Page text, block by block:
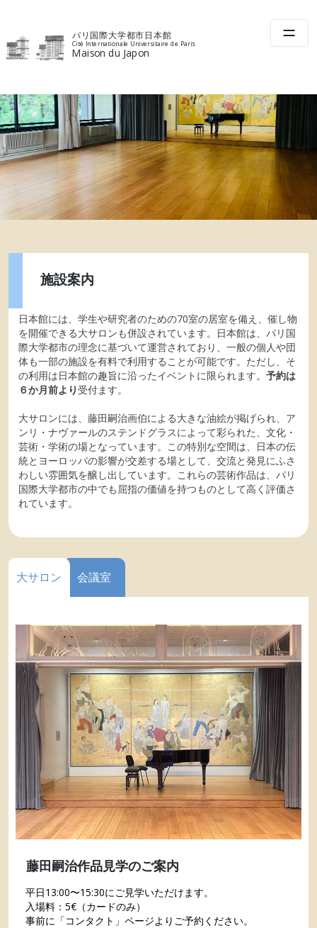
content
パリ国際大学都市日本館
Cité Internationale Universitaire de Paris
Maison du Japon
施設案内
日本館には、学生や研究者のための70室の居室を備え、催し物
を開催できる大サロンも併設されています。日本館は、パリ国
際大学都市の理念に基づいて運営されており、一般の個人や団
体も一部の施設を有料で利用することが可能です。ただし、そ
の利用は日本館の趣旨に沿ったイベントに限られます。 予約は
６か月前より受付ます。
大サロンには、藤田嗣治画伯による大きな油絵が掲げられ、ア
ンリ・ナヴァールのステンドグラスによって彩られた、文化・
芸術・学術の場となっています。この特別な空間は、日本の伝
統とヨーロッパの影響が交差する場として、交流と発見にふさ
わしい雰囲気を醸し出しています。これらの芸術作品は、パリ
国際大学都市の中でも屈指の価値を持つものとして高く評価さ
れています。
大サロン 会議室
藤田嗣治作品見学のご案内
平日13:00〜15:30にご見学いただけます。
入場料：5€（カードのみ）
事前に「コンタクト」ページよりご予約ください。